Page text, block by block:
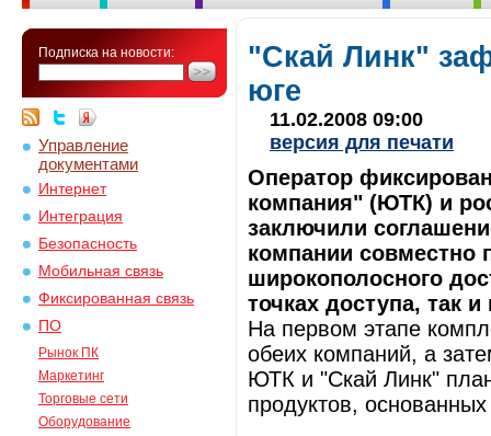
Подписка на новости:
Управление
документами
Интернет
Интеграция
Безопасность
Мобильная связь
Фиксированная связь
ПО
Рынок ПК
Маркетинг
Торговые сети
Оборудование
"Скай Линк"
юге
11.02.2008 09:00
версия для печати
Оператор
компания" (ЮТК) и
заключили
компании совместно
широкополосного
точках доступа, так
На первом этапе
обеих компаний, а
ЮТК и "Скай Линк"
продуктов,